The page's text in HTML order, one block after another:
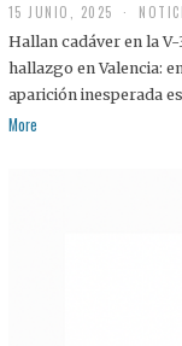
15 JUNIO, 2025
Hallan cadáver en la
hallazgo en Valencia:
aparición inesperada
More